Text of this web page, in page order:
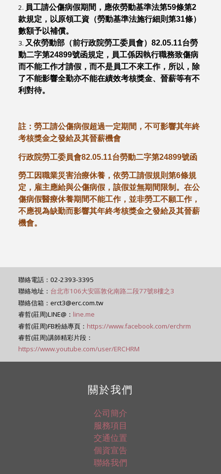
員工請公傷病假期間，應依勞動基準法第59條第2
款規定，以原領工資（勞動基準法施行細則第31條）
數額予以補償。
又依勞動部（前行政院勞工委員會）82.05.11台勞
動二字第24899號函規定，員工係因執行職務致傷病
而不能工作才請假，而不是員工不來工作，所以，除
了不能影響全勤亦不能在績效考核獎金、晉薪等有不
利對待。
註：勞工請公傷病假超過一定期間，不可影響其年終
考核獎金之發給及其晉薪機會
行政院勞工委員會82.05.11台勞動二字第24899號函
勞工因職業災害治療休養，依勞工請假規則第6條規
定，雇主應給與公傷病假，該假並無期間限制。在公
傷病假醫療休養期間不能工作，並非勞工不願工作，
不應視為缺勤而影響其年終考核獎金之發給及其晉薪
機會。
聯絡電話：02-2393-3395
聯絡地址： 台北市106大安區敦化南路二段77號8樓之3
聯絡信箱：erct3@erc.com.tw
睿哲(莊周)LINE@： line.me
睿哲(莊周)FB粉絲專頁： https://www.facebook.com/erchrm
睿哲(莊周)講師精彩片段：
https://www.youtube.com/user/ERCHRM
關於我們
公司簡介
服務項目
交通位置
個資宣告
聯絡我們